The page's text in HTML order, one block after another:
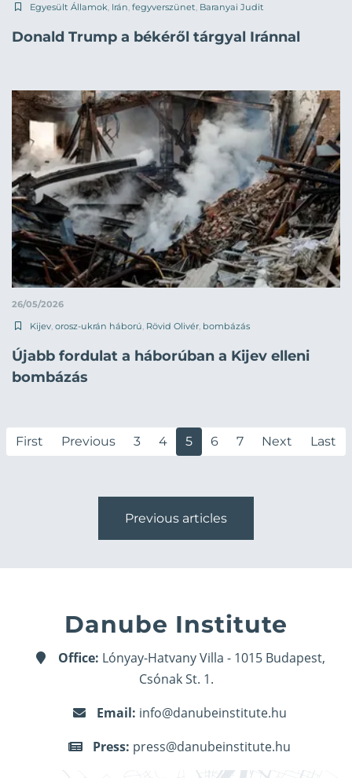
Egyesült Államok Irán fegyverszünet Baranyai Judit
Donald Trump a békéről tárgyal Iránnal
26/05/2026
Kijev, orosz-ukrán háború, Rövid Olivér, bombázás
Újabb fordulat a háborúban a Kijev elleni
bombázás
First Previous 3 4 5 6 7 Next Last
Previous articles
Danube Institute
Office: Lónyay-Hatvany Villa - 1015 Budapest,
Csónak St. 1.
Email: info@danubeinstitute.hu
Press: press@danubeinstitute.hu